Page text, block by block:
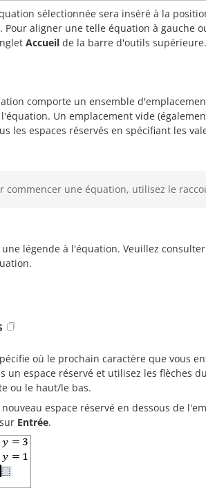
sélectionnée sera inséré à la
Pour aligner une telle équation à gauche
Accueil de la barre d'outils supérieure.
comporte un ensemble
Un emplacement vide
les espaces réservés en spécifiant les
commencer une équation, utilisez le
légende à l'équation. Veuillez consulter
où le prochain caractère que vous
un espace réservé et utilisez les flèches
ou le haut/le bas.
espace réservé en dessous de
Entrée.